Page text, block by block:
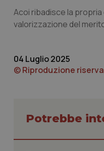
Acoi ribadisce la
valorizzazione del
04 Luglio 2025
© Riproduzione
Potrebbe